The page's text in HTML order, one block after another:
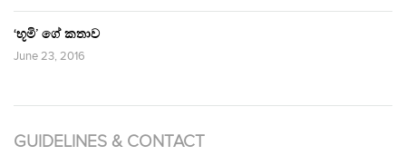
‘භූමි’ ගේ කතාව
June 23, 2016
GUIDELINES & CONTACT